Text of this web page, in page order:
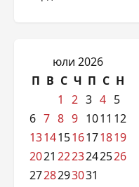
юли 2026
П В С Ч П С Н
1
2 3 4 5
6 7 8 9 1011 12
13141516171819
2021 2223242526
2728293031